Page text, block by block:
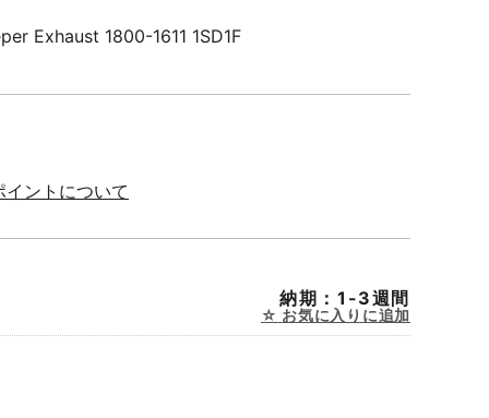
Exhaust 1800-1611 1SD1F
イントについて
納期：1-3週間
お気に入りに追加